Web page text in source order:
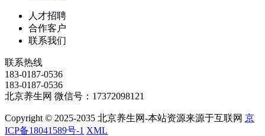
人才招聘
合作客户
联系我们
联系热线
183-0187-0536
183-0187-0536
北京养生网 微信号：17372098121
Copyright © 2025-2035 北京养生网-本站资源来源于互联网 京
ICP备18041589号-1 XML